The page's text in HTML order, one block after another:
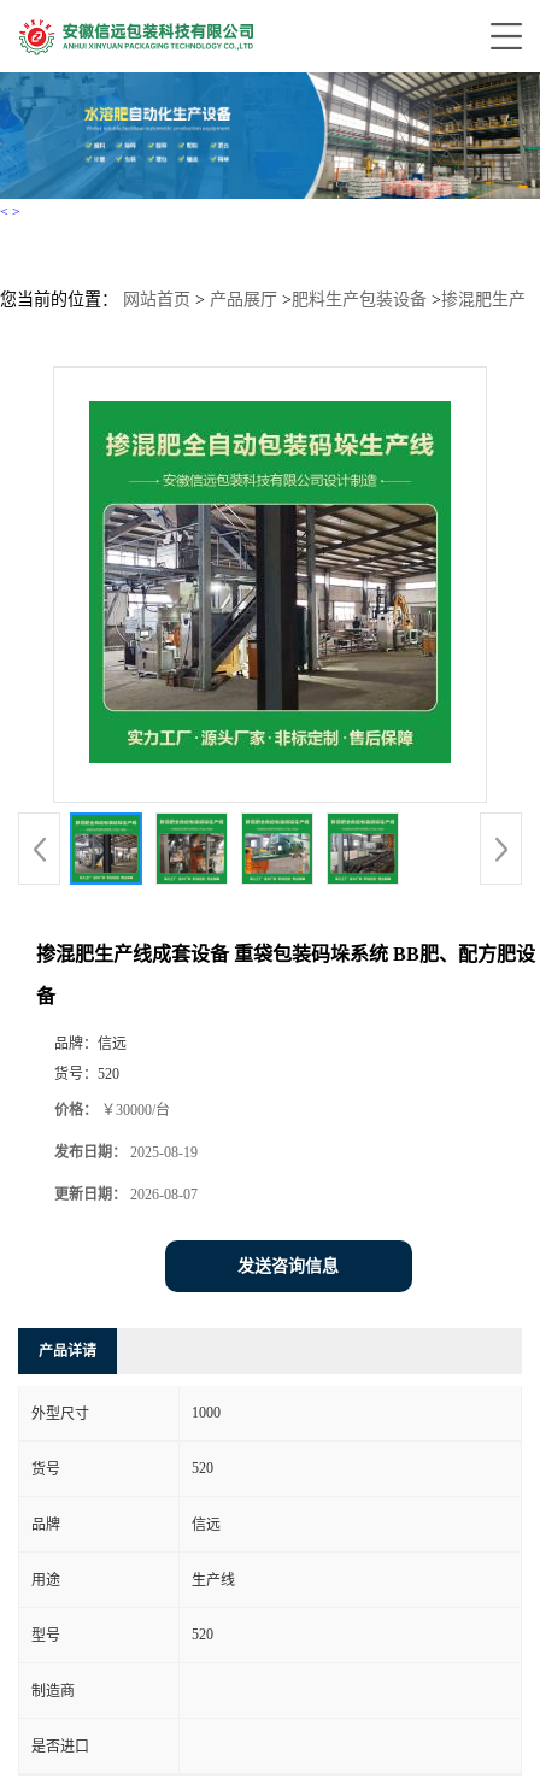
< >
您当前的位置： 网站首页 > 产品展厅 >肥料生产包装设备 >掺混肥生产
掺混肥生产线成套设备 重袋包装码垛系统 BB肥、配方肥设
备
品牌： 信远
货号： 520
价格： ￥30000/台
发布日期： 2025-08-19
更新日期： 2026-08-07
发送咨询信息
产品详请
外型尺寸 1000
货号 520
品牌 信远
用途 生产线
型号 520
制造商
是否进口